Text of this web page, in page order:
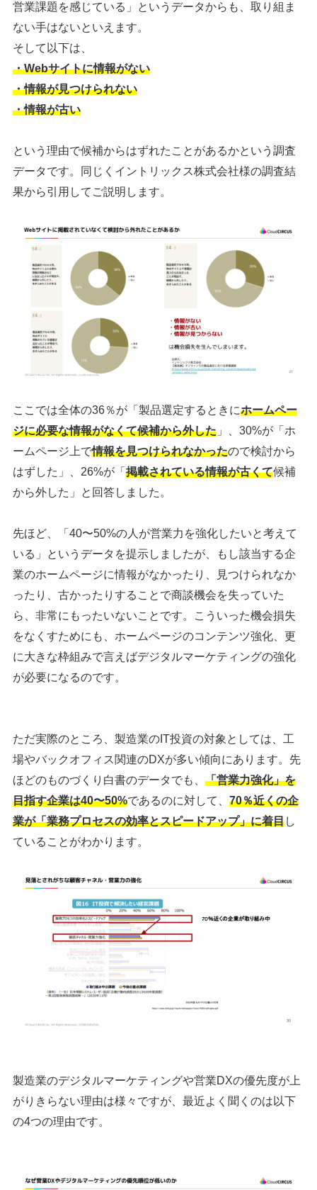
営業課題を感じている」というデータからも、取り組ま
ない手はないといえます。
そして以下は、
・Webサイトに情報がない
・情報が見つけられない
・情報が古い
という理由で候補からはずれたことがあるかという調査
データです。同じくイントリックス株式会社様の調査結
果から引用してご説明します。
ここでは全体の36％が「製品選定するときにホームペー
ジに必要な情報がなくて候補から外した」、30%が「ホ
ームページ上で情報を見つけられなかったので検討から
はずした」、26%が「 掲載されている情報が古くて候補
から外した」と回答しました。
先ほど、「 40〜50%の人が営業力を強化したいと考えて
いる」というデータを提示しましたが、もし該当する企
業のホームページに情報がなかったり、見つけられなか
ったり、古かったりすることで商談機会を失っていた
ら、非常にもったいないことです。こういった機会損失
をなくすためにも、ホームページのコンテンツ強化、更
に大きな枠組みで言えばデジタルマーケティングの強化
が必要になるのです。
ただ実際のところ、製造業のIT投資の対象としては、工
場やバックオフィス関連のDXが多い傾向にあります。先
ほどのものづくり白書のデータでも、 「営業力強化」を
目指す企業は40〜50%であるのに対して、 70％近くの企
業が「業務プロセスの効率とスピードアップ」に着目し
ていることがわかります。
製造業のデジタルマーケティングや営業DXの優先度が上
がりきらない理由は様々ですが、最近よく聞くのは以下
の4つの理由です。